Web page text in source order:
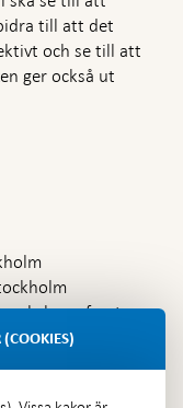
till att det
och se till att
ger också ut